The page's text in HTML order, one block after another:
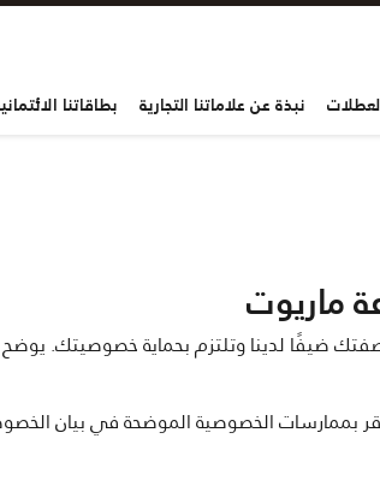
نبذة عن علاماتنا التجارية بطاقاتنا
ماريوت
ضيفًا لدينا وتلتزم بحماية خصوصيتك.
بممارسات الخصوصية الموضحة في بيان